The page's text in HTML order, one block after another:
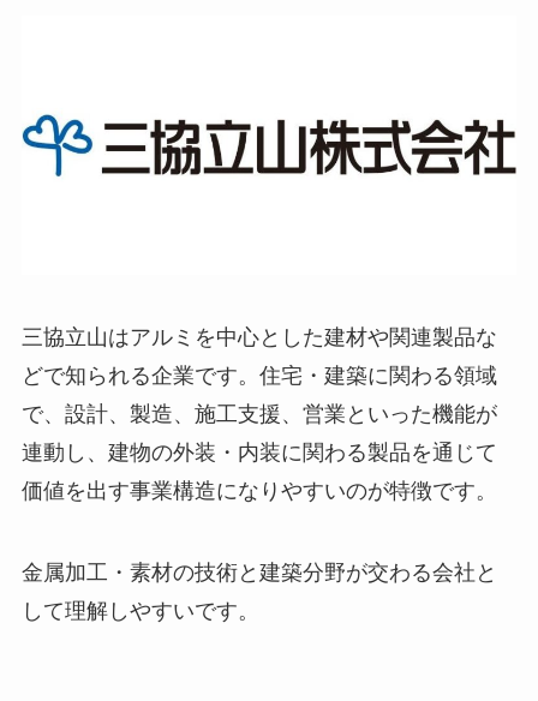
三協立山はアルミを中心とした建材や関連製品な
どで知られる企業です。住宅・建築に関わる領域
で、設計、製造、施工支援、営業といった機能が
連動し、建物の外装・内装に関わる製品を通じて
価値を出す事業構造になりやすいのが特徴です。
金属加工・素材の技術と建築分野が交わる会社と
して理解しやすいです。